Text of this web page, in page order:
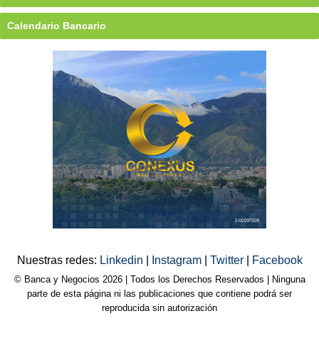
Calendario Bancario
Nuestras redes: Linkedin Instagram Twitter Facebook
© Banca y Negocios 2026 | Todos los Derechos Reservados | Ninguna
parte de esta página ni las publicaciones que contiene podrá ser
reproducida sin autorización